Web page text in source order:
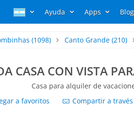
Ayuda Apps Blog
(1098) Canto Grande(210)
CASA CON VISTA
Casa para alquiler de
a favoritos Compartir a